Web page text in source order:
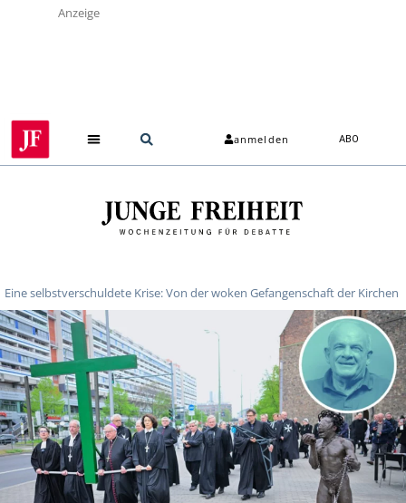
Anzeige
anmelden ABO
Eine selbstverschuldete Krise: Von der woken Gefangenschaft der Kirchen